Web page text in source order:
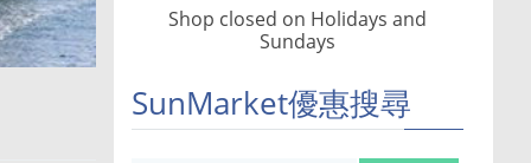
Shop closed on Holidays and
Sundays
SunMarket優惠搜尋